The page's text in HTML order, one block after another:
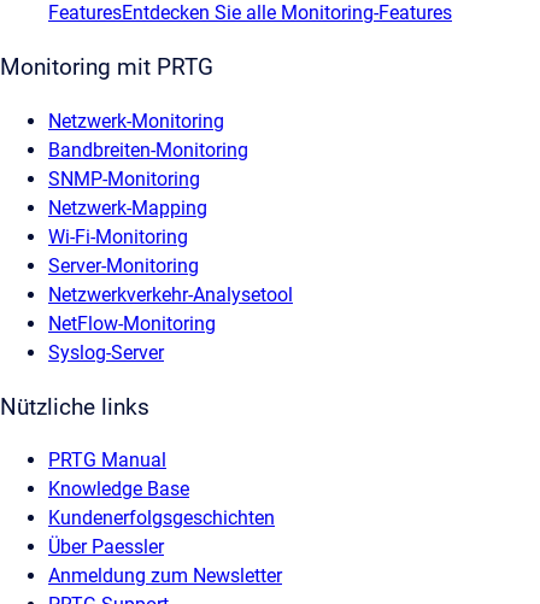
FeaturesEntdecken Sie alle Monitoring-Features
Monitoring mit PRTG
Netzwerk-Monitoring
Bandbreiten-Monitoring
SNMP-Monitoring
Netzwerk-Mapping
Wi-Fi-Monitoring
Server-Monitoring
Netzwerkverkehr-Analysetool
NetFlow-Monitoring
Syslog-Server
Nützliche links
PRTG Manual
Knowledge Base
Kundenerfolgsgeschichten
Über Paessler
Anmeldung zum Newsletter